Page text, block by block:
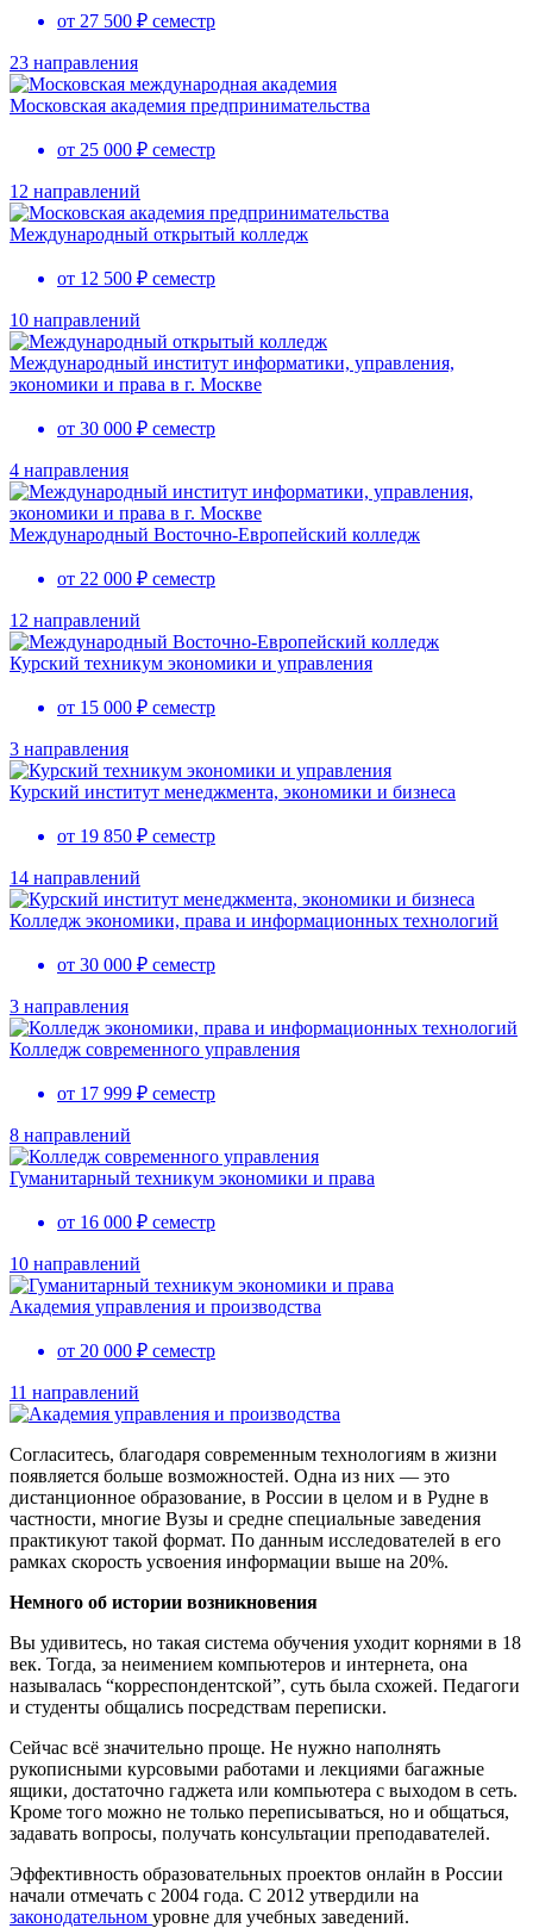
от 27 500 ₽ семестр
23 направления
Московская академия предпринимательства
от 25 000 ₽ семестр
12 направлений
Международный открытый колледж
от 12 500 ₽ семестр
10 направлений
Международный институт информатики, управления,
экономики и права в г. Москве
от 30 000 ₽ семестр
4 направления
Международный Восточно-Европейский колледж
от 22 000 ₽ семестр
12 направлений
Курский техникум экономики и управления
от 15 000 ₽ семестр
3 направления
Курский институт менеджмента, экономики и бизнеса
от 19 850 ₽ семестр
14 направлений
Колледж экономики, права и информационных технологий
от 30 000 ₽ семестр
3 направления
Колледж современного управления
от 17 999 ₽ семестр
8 направлений
Гуманитарный техникум экономики и права
от 16 000 ₽ семестр
10 направлений
Академия управления и производства
от 20 000 ₽ семестр
11 направлений
Согласитесь, благодаря современным технологиям в жизни
появляется больше возможностей. Одна из них — это
дистанционное образование, в России в целом и в Рудне в
частности, многие Вузы и средне специальные заведения
практикуют такой формат. По данным исследователей в его
рамках скорость усвоения информации выше на 20%.
Немного об истории возникновения
Вы удивитесь, но такая система обучения уходит корнями в 18
век. Тогда, за неимением компьютеров и интернета, она
называлась “корреспондентской”, суть была схожей. Педагоги
и студенты общались посредствам переписки.
Сейчас всё значительно проще. Не нужно наполнять
рукописными курсовыми работами и лекциями багажные
ящики, достаточно гаджета или компьютера с выходом в сеть.
Кроме того можно не только переписываться, но и общаться,
задавать вопросы, получать консультации преподавателей.
Эффективность образовательных проектов онлайн в России
начали отмечать с 2004 года. С 2012 утвердили на
законодательном уровне для учебных заведений.